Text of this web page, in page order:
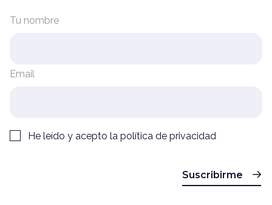
Tu nombre
Email
He leído y acepto la política de privacidad
Suscribirme